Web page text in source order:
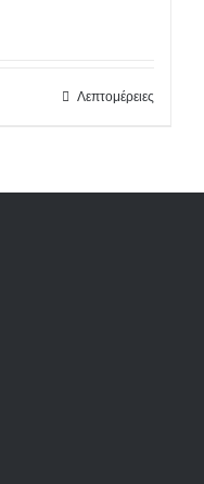
Λεπτομέρειες